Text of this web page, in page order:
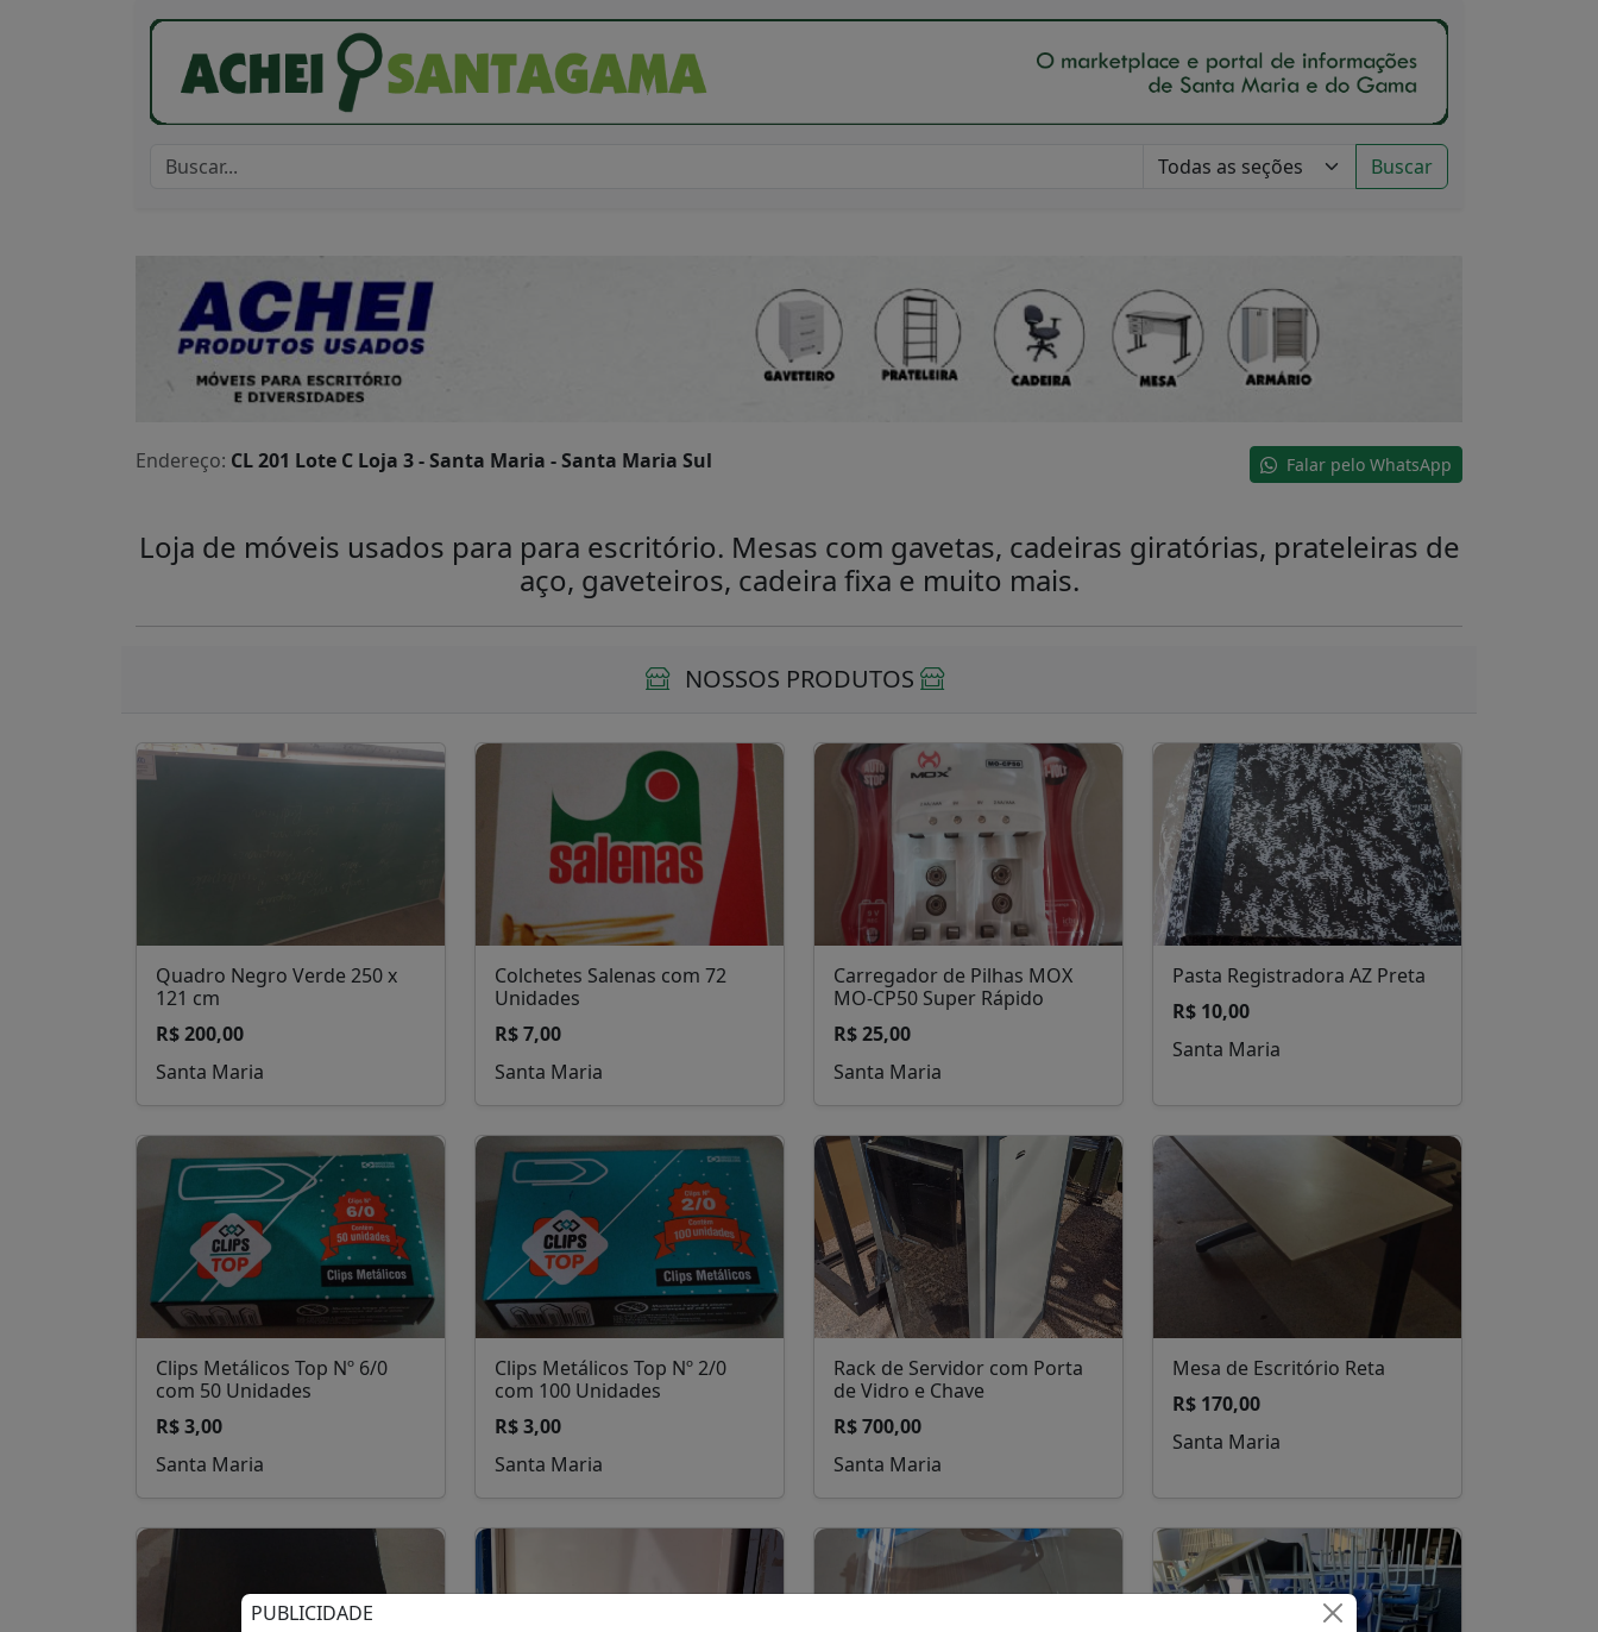
PUBLICIDADE
Buscar
Endereço: CL 201 Lote C Loja 3 - Santa Maria - Santa Maria Sul Falar pelo WhatsApp
Loja de móveis usados para para escritório. Mesas com gavetas, cadeiras giratórias, prateleiras de
aço, gaveteiros, cadeira fixa e muito mais.
NOSSOS PRODUTOS
Quadro Negro Verde 250 x
121 cm
R$ 200,00
Santa Maria
Colchetes Salenas com 72
Unidades
R$ 7,00
Santa Maria
Carregador de Pilhas MOX
MO-CP50 Super Rápido
R$ 25,00
Santa Maria
Pasta Registradora AZ Preta
R$ 10,00
Santa Maria
Clips Metálicos Top Nº 6/0
com 50 Unidades
R$ 3,00
Santa Maria
Clips Metálicos Top Nº 2/0
com 100 Unidades
R$ 3,00
Santa Maria
Rack de Servidor com Porta
de Vidro e Chave
R$ 700,00
Santa Maria
Mesa de Escritório Reta
R$ 170,00
Santa Maria